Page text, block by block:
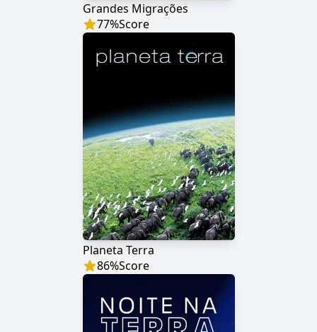
Grandes Migrações
77%Score
Planeta Terra
86%Score